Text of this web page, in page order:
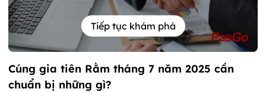
Tiếp tục khám phá
Cúng gia tiên Rằm tháng 7 năm 2025 cần
chuẩn bị những gì?